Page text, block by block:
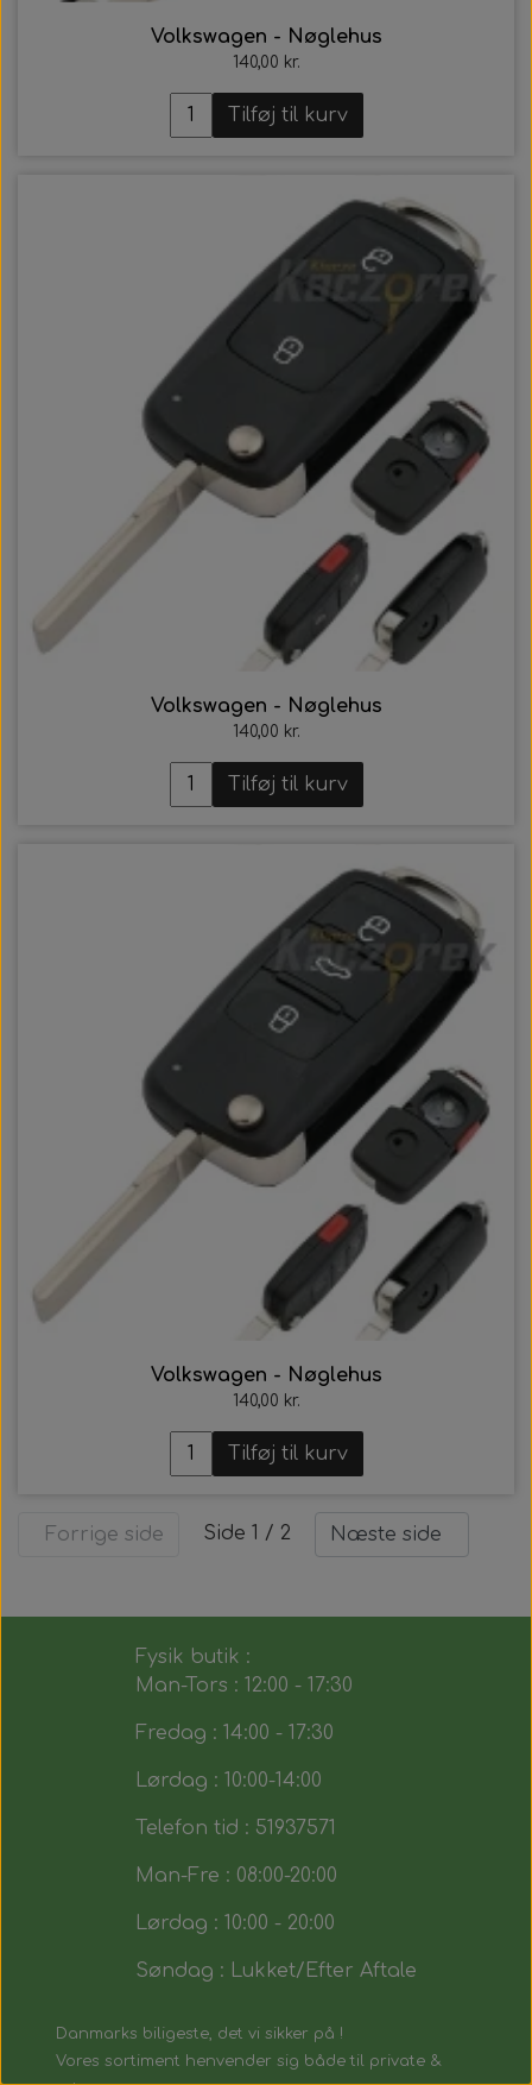
Volkswagen - Nøglehus
140,00 kr.
Tilføj til kurv
Volkswagen - Nøglehus
140,00 kr.
Tilføj til kurv
Volkswagen - Nøglehus
140,00 kr.
Tilføj til kurv
Forrige side Side 1 / 2 Næste side
Fysik butik :
Man-Tors : 12:00 - 17:30
Fredag : 14:00 - 17:30
Lørdag : 10:00-14:00
Telefon tid : 51937571
Man-Fre : 08:00-20:00
Lørdag : 10:00 - 20:00
Søndag : Lukket/Efter Aftale
Danmarks biligeste, det vi sikker på !
Vores sortiment henvender sig både til private &